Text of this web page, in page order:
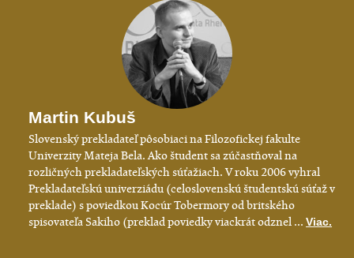
Martin Kubuš
Slovenský prekladateľ pôsobiaci na Filozofickej fakulte
Univerzity Mateja Bela. Ako študent sa zúčastňoval na
rozličných prekladateľských súťažiach. V roku 2006 vyhral
Prekladateľskú univerziádu (celoslovenskú študentskú súťaž v
preklade) s poviedkou Kocúr Tobermory od britského
spisovateľa Sakiho (preklad poviedky viackrát odznel ...Viac.